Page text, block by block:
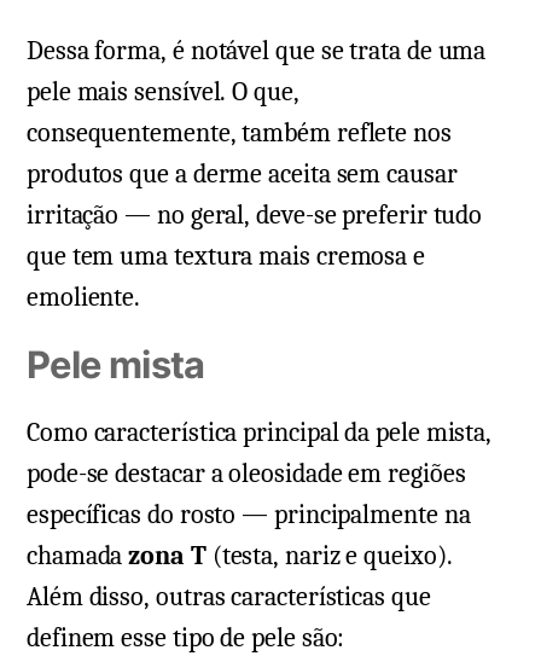
Dessa forma, é notável que se trata de uma
pele mais sensível. O que,
consequentemente, também reflete nos
produtos que a derme aceita sem causar
irritação — no geral, deve-se preferir tudo
que tem uma textura mais cremosa e
emoliente.
Pele mista
Como característica principal da pele mista,
pode-se destacar a oleosidade em regiões
específicas do rosto — principalmente na
chamadazona T(testa, nariz e queixo).
Além disso, outras características que
definem esse tipo de pele são: